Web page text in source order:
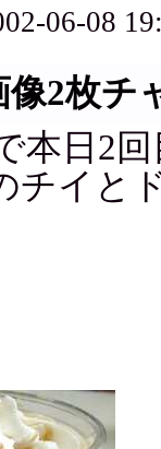
06-08
2枚チ
本日2
チイと